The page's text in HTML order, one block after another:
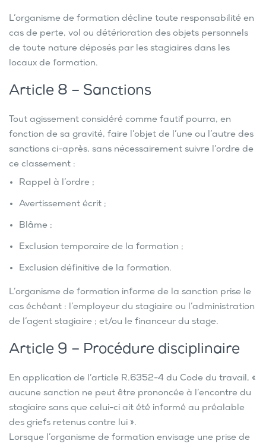
L’organisme de formation décline toute responsabilité en
cas de perte, vol ou détérioration des objets personnels
de toute nature déposés par les stagiaires dans les
locaux de formation.
Article 8 – Sanctions
Tout agissement considéré comme fautif pourra, en
fonction de sa gravité, faire l’objet de l’une ou l’autre des
sanctions ci-après, sans nécessairement suivre l’ordre de
ce classement :
Rappel à l’ordre ;
Avertissement écrit ;
Blâme ;
Exclusion temporaire de la formation ;
Exclusion définitive de la formation.
L’organisme de formation informe de la sanction prise le
cas échéant : l’employeur du stagiaire ou l’administration
de l’agent stagiaire ; et/ou le financeur du stage.
Article 9 – Procédure disciplinaire
En application de l’article R.6352-4 du Code du travail, «
aucune sanction ne peut être prononcée à l’encontre du
stagiaire sans que celui-ci ait été informé au préalable
des griefs retenus contre lui ».
Lorsque l’organisme de formation envisage une prise de